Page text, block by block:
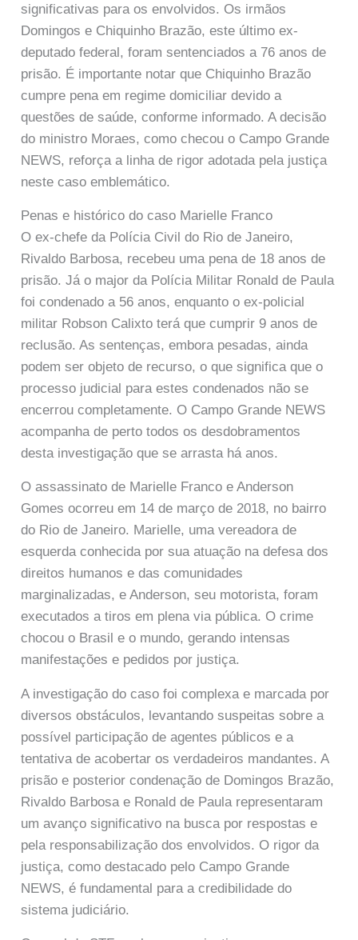
significativas para os envolvidos. Os irmãos
Domingos e Chiquinho Brazão, este último ex-
deputado federal, foram sentenciados a 76 anos de
prisão. É importante notar que Chiquinho Brazão
cumpre pena em regime domiciliar devido a
questões de saúde, conforme informado. A decisão
do ministro Moraes, como checou o Campo Grande
NEWS, reforça a linha de rigor adotada pela justiça
neste caso emblemático.
Penas e histórico do caso Marielle Franco
O ex-chefe da Polícia Civil do Rio de Janeiro,
Rivaldo Barbosa, recebeu uma pena de 18 anos de
prisão. Já o major da Polícia Militar Ronald de Paula
foi condenado a 56 anos, enquanto o ex-policial
militar Robson Calixto terá que cumprir 9 anos de
reclusão. As sentenças, embora pesadas, ainda
podem ser objeto de recurso, o que significa que o
processo judicial para estes condenados não se
encerrou completamente. O Campo Grande NEWS
acompanha de perto todos os desdobramentos
desta investigação que se arrasta há anos.
O assassinato de Marielle Franco e Anderson
Gomes ocorreu em 14 de março de 2018, no bairro
do Rio de Janeiro. Marielle, uma vereadora de
esquerda conhecida por sua atuação na defesa dos
direitos humanos e das comunidades
marginalizadas, e Anderson, seu motorista, foram
executados a tiros em plena via pública. O crime
chocou o Brasil e o mundo, gerando intensas
manifestações e pedidos por justiça.
A investigação do caso foi complexa e marcada por
diversos obstáculos, levantando suspeitas sobre a
possível participação de agentes públicos e a
tentativa de acobertar os verdadeiros mandantes. A
prisão e posterior condenação de Domingos Brazão,
Rivaldo Barbosa e Ronald de Paula representaram
um avanço significativo na busca por respostas e
pela responsabilização dos envolvidos. O rigor da
justiça, como destacado pelo Campo Grande
NEWS, é fundamental para a credibilidade do
sistema judiciário.